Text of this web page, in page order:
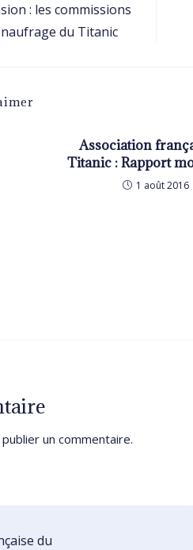
: les commissions
du Titanic
Association
Titanic : Rapport
1 août 2016
un commentaire.